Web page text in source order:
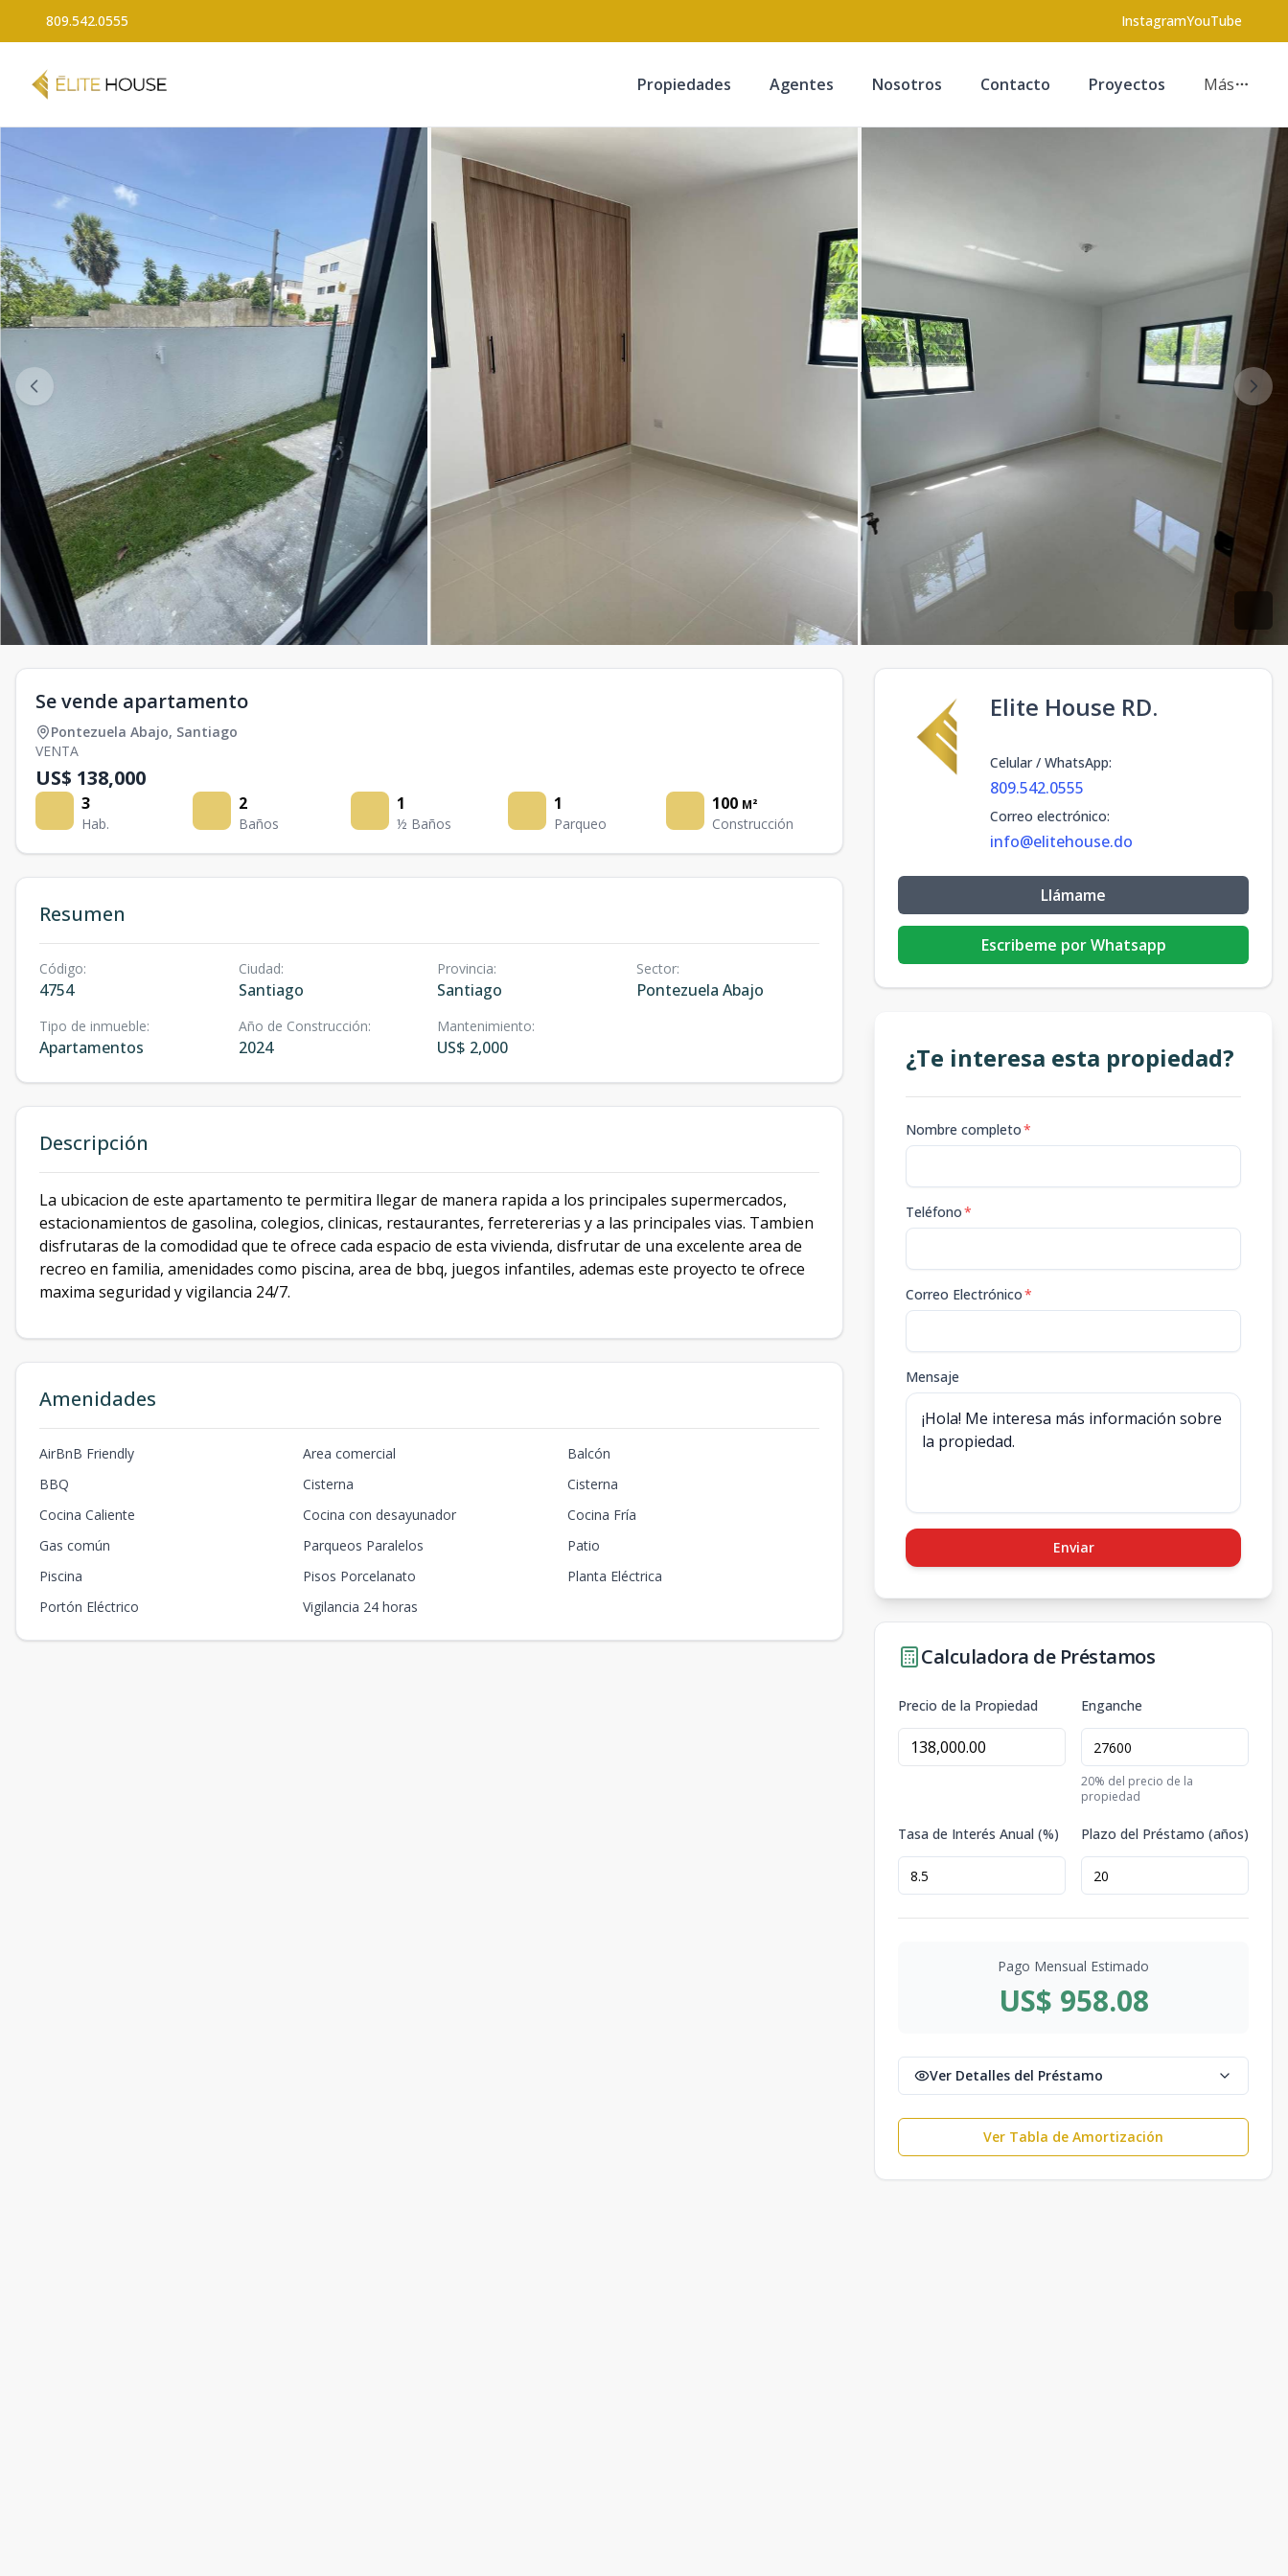
809.542.0555 InstagramYouTube
Propiedades Agentes Nosotros Contacto Proyectos Más
Se vende apartamento
Pontezuela Abajo, Santiago
VENTA
US$ 138,000
3
Hab.
2
Baños
1
½ Baños
1
Parqueo
100 M²
Construcción
Resumen
Código:
4754
Ciudad:
Santiago
Provincia:
Santiago
Sector:
Pontezuela Abajo
Tipo de inmueble:
Apartamentos
Año de Construcción:
2024
Mantenimiento:
US$ 2,000
Descripción
La ubicacion de este apartamento te permitira llegar de manera rapida a los principales supermercados,
estacionamientos de gasolina, colegios, clinicas, restaurantes, ferretererias y a las principales vias. Tambien
disfrutaras de la comodidad que te ofrece cada espacio de esta vivienda, disfrutar de una excelente area de
recreo en familia, amenidades como piscina, area de bbq, juegos infantiles, ademas este proyecto te ofrece
maxima seguridad y vigilancia 24/7.
Amenidades
AirBnB Friendly Area comercial
Balcón
BBQ
Cisterna
Cisterna
Cocina Caliente
Cocina con desayunador
Cocina Fría
Gas común
Parqueos Paralelos
Patio
Piscina
Pisos Porcelanato
Planta Eléctrica
Portón Eléctrico
Vigilancia 24 horas
Elite House RD.
Celular / WhatsApp:
809.542.0555
Correo electrónico:
info@elitehouse.do
Llámame
Escribeme por Whatsapp
¿Te interesa esta propiedad?
Nombre completo*
Teléfono*
Correo Electrónico*
Mensaje
Enviar
Calculadora de Préstamos
Precio de la Propiedad Enganche
20% del precio de la
propiedad
Tasa de Interés Anual (%) Plazo del Préstamo (años)
Pago Mensual Estimado
US$ 958.08
Ver Detalles del Préstamo
Ver Tabla de Amortización